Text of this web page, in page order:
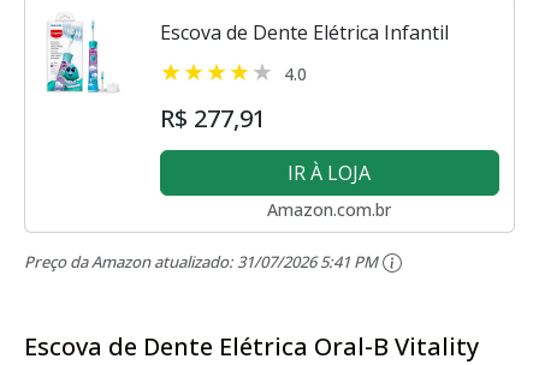
Escova de Dente Elétrica Infantil
4.0
R$ 277,91
IR À LOJA
Amazon.com.br
Preço da Amazon atualizado:31/07/2026 5:41 PM
Escova de Dente Elétrica Oral-B Vitality